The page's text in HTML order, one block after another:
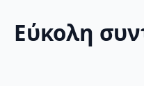
Εύκολη